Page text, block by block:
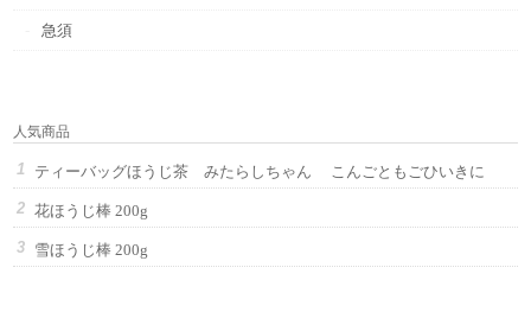
急須
人気商品
ティーバッグほうじ茶 みたらしちゃん こんごともごひいきに
花ほうじ棒 200g
雪ほうじ棒 200g